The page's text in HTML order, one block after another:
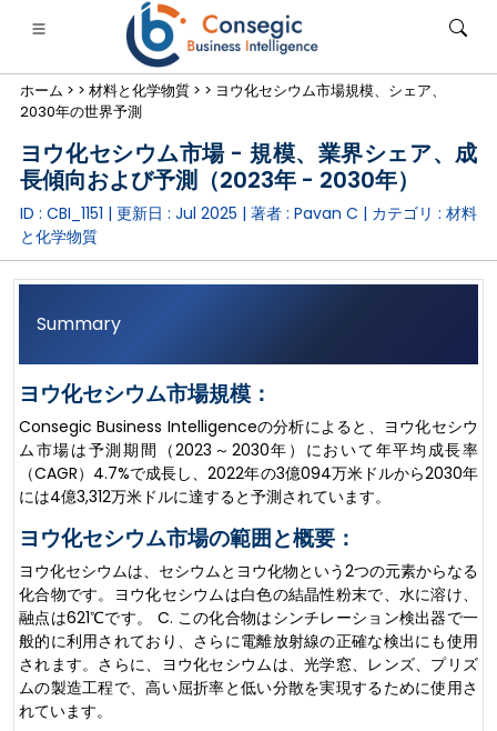
・金融・保険• 消費財 • エネルギーと電力• 食品・飲料
• ケーススタディ
ホーム > > 材料と化学物質 > > ヨウ化セシウム市場規模、シェア、
2030年の世界予測
ヨウ化セシウム市場 - 規模、業界シェア、成
長傾向および予測（2023年 - 2030年）
ID : CBI_1151 | 更新日 : Jul 2025 | 著者 : Pavan C | カテゴリ : 材料
と化学物質
Summary
ヨウ化セシウム市場規模：
Consegic Business Intelligenceの分析によると、ヨウ化セシウ
ム市場は予測期間（2023～2030年）において年平均成長率
（CAGR）4.7%で成長し、2022年の3億094万米ドルから2030年
には4億3,312万米ドルに達すると予測されています。
ヨウ化セシウム市場の範囲と概要：
ヨウ化セシウムは、セシウムとヨウ化物という2つの元素からなる
化合物です。ヨウ化セシウムは白色の結晶性粉末で、水に溶け、
融点は621℃です。 C. この化合物はシンチレーション検出器で一
般的に利用されており、さらに電離放射線の正確な検出にも使用
されます。さらに、ヨウ化セシウムは、光学窓、レンズ、プリズ
ムの製造工程で、高い屈折率と低い分散を実現するために使用さ
れています。